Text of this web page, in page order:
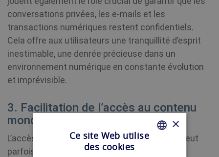
conversations privées, les e-mails et les
transactions numériques restent confidentiels.
Cela offre aux utilisateurs une tranquillité d’esprit
inestimable, une denrée précieuse dans un
environnement numérique en constante évolution
et imprévisible.
3. Facilitation de l’accès au contenu
mondial
L’accès au contenu numérique international peut
parfois poser des défis. Avec un VPN :
×
Ce site Web utilise
des cookies